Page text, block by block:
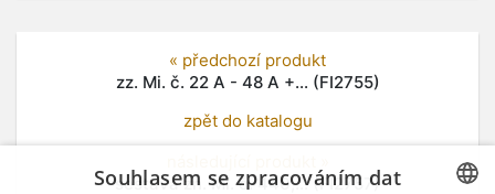
« předchozí produkt
zz. Mi. č. 22 A - 48 A +... (FI2755)
zpět do katalogu
sestava zn. Mi. č. 440,... (FI2757)
Souhlasem se zpracováním dat